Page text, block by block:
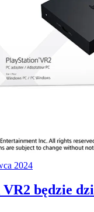
2024
będzie